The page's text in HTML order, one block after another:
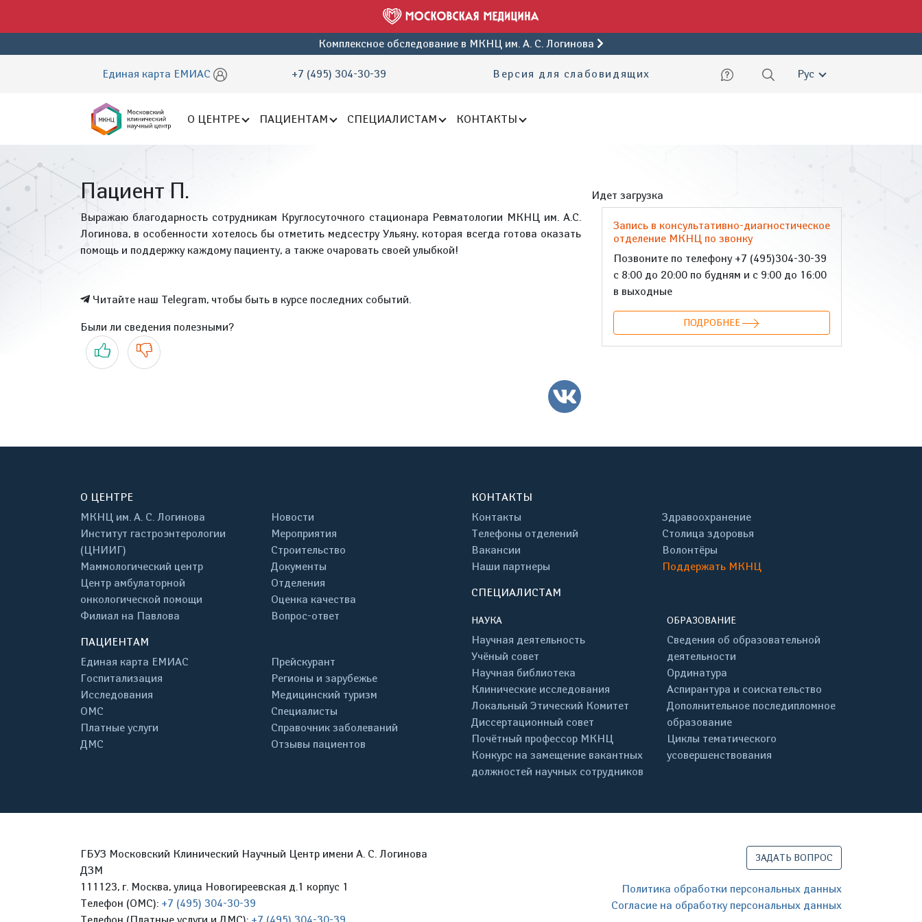
Комплексное обследование в МКНЦ им. А. С. Логинова
Единая карта ЕМИАС +7 (495) 304-30-39 Версия для слабовидящих Русский
О ЦЕНТРЕ ПАЦИЕНТАМ СПЕЦИАЛИСТАМ КОНТАКТЫ
Пациент П.
Выражаю благодарность сотрудникам Круглосуточного стационара Ревматологии МКНЦ им. А.С.
Логинова, в особенности хотелось бы отметить медсестру Ульяну, которая всегда готова оказать
помощь и поддержку каждому пациенту, а также очаровать своей улыбкой!
Читайте наш Telegram, чтобы быть в курсе последних событий.
Были ли сведения полезными?
Да Нет
ВКонтакте
Идет загрузка
Запись в консультативно-диагностическое
отделение МКНЦ по звонку
Позвоните по телефону +7 (495)304-30-39
с 8:00 до 20:00 по будням и с 9:00 до 16:00
в выходные
ПОДРОБНЕЕ
О ЦЕНТРЕ
МКНЦ им. А. С. Логинова
Институт гастроэнтерологии
(ЦНИИГ)
Маммологический центр
Центр амбулаторной
онкологической помощи
Филиал на Павлова
Новости
Мероприятия
Строительство
Документы
Отделения
Оценка качества
Вопрос-ответ
ПАЦИЕНТАМ
Единая карта ЕМИАС
Госпитализация
Исследования
ОМС
Платные услуги
ДМС
Прейскурант
Регионы и зарубежье
Медицинский туризм
Специалисты
Справочник заболеваний
Отзывы пациентов
КОНТАКТЫ
Контакты
Телефоны отделений
Вакансии
Наши партнеры
Здравоохранение
Столица здоровья
Волонтёры
Поддержать МКНЦ
СПЕЦИАЛИСТАМ
НАУКА
Научная деятельность
Учёный совет
Научная библиотека
Клинические исследования
Локальный Этический Комитет
Диссертационный совет
Почётный профессор МКНЦ
Конкурс на замещение вакантных
должностей научных сотрудников
ОБРАЗОВАНИЕ
Сведения об образовательной
деятельности
Ординатура
Аспирантура и соискательство
Дополнительное последипломное
образование
Циклы тематического
усовершенствования
ГБУЗ Московский Клинический Научный Центр имени А. С. Логинова
ДЗМ
111123, г. Москва, улица Новогиреевская д.1 корпус 1
Телефон (ОМС): +7 (495) 304-30-39
ЗАДАТЬ ВОПРОС
Политика обработки персональных данных
Согласие на обработку персональных данных